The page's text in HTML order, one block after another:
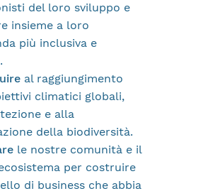
del loro sviluppo e
insieme a loro
più inclusiva e
al raggiungimento
climatici globali,
e alla
della biodiversità.
le nostre comunità e il
per costruire
di business che abbia